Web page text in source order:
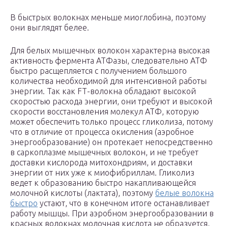
В быстрых волокнах меньше миоглобина, поэтому
они выглядят белее.
Для белых мышечных волокон характерна высокая
активность фермента АТФазы, следовательно АТФ
быстро расщепляется с получением большого
количества необходимой для интенсивной работы
энергии. Так как FТ-волокна обладают высокой
скоростью расхода энергии, они требуют и высокой
скорости восстановления молекул АТФ, которую
может обеспечить только процесс гликолиза, потому
что в отличие от процесса окисления (аэробное
энергообразование) он протекает непосредственно
в саркоплазме мышечных волокон, и не требует
доставки кислорода митохондриям, и доставки
энергии от них уже к миофибриллам. Гликолиз
ведет к образованию быстро накапливающейся
молочной кислоты (лактата), поэтому белые волокна
быстро устают, что в конечном итоге останавливает
работу мышцы. При аэробном энергообразовании в
красных волокнах молочная кислота не образуется,